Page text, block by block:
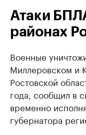
Атаки
районах
Военные
Миллеровском и
Ростовской
года, сообщил в
временно
губернатора